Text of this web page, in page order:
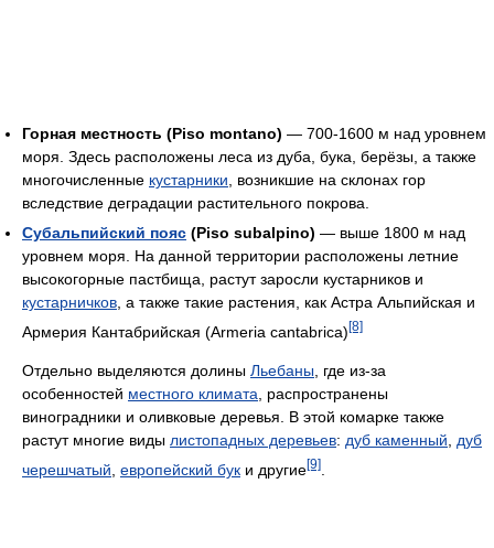
Горная местность (Piso montano) — 700-1600 м над уровнем
моря. Здесь расположены леса из дуба, бука, берёзы, а также
многочисленные кустарники , возникшие на склонах гор
вследствие деградации растительного покрова.
Субальпийский пояс (Piso subalpino) — выше 1800 м над
уровнем моря. На данной территории расположены летние
высокогорные пастбища, растут заросли кустарников и
кустарничков , а также такие растения, как Астра Альпийская и
Армерия Кантабрийская (Armeria cantabrica)[8]
Отдельно выделяются долины Льебаны, где из-за
особенностей местного климата, распространены
виноградники и оливковые деревья. В этой комарке также
растут многие виды листопадных деревьев: дуб каменный, дуб
черешчатый европейский бук и другие[9]